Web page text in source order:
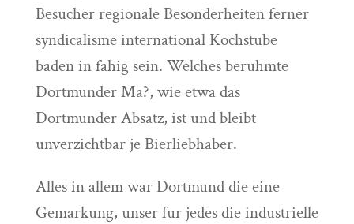
Besucher regionale Besonderheiten ferner
syndicalisme international Kochstube
baden in fahig sein. Welches beruhmte
Dortmunder Ma?, wie etwa das
Dortmunder Absatz, ist und bleibt
unverzichtbar je Bierliebhaber.
Alles in allem war Dortmund die eine
Gemarkung, unser fur jedes die industrielle